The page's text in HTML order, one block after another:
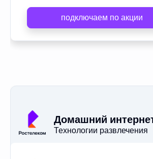
подключаем по акции
Домашний
Технологии развлечения